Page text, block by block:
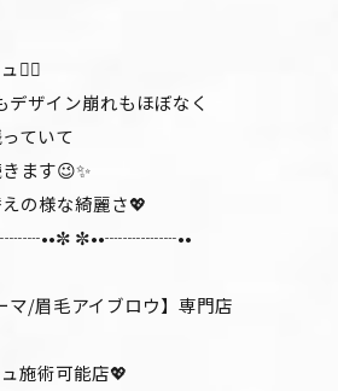
❤️‍🔥
デザイン崩れもほぼなく
ていて
ます😉✨
の様な綺麗さ💖
✼••┈┈┈┈••
マ/眉毛アイブロウ】専門店
施術可能店💖